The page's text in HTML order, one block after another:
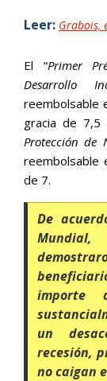
Leer: Grabois,
El “Primer
Desarrollo
reembolsable
gracia de 7,5
Protección de
reembolsable
de 7.
De
importe
un
recesión,
no caigan